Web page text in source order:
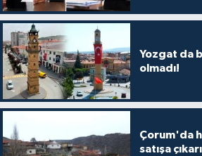
Yozgat da
olmadı!
Çorum'da
satışa